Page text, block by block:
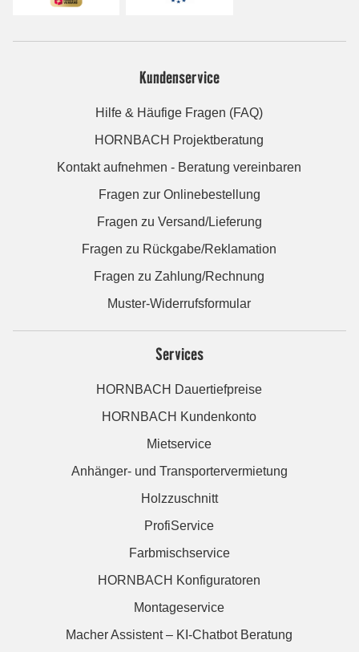
Kundenservice
Hilfe & Häufige Fragen (FAQ)
HORNBACH Projektberatung
Kontakt aufnehmen - Beratung vereinbaren
Fragen zur Onlinebestellung
Fragen zu Versand/Lieferung
Fragen zu Rückgabe/Reklamation
Fragen zu Zahlung/Rechnung
Muster-Widerrufsformular
Services
HORNBACH Dauertiefpreise
HORNBACH Kundenkonto
Mietservice
Anhänger- und Transportervermietung
Holzzuschnitt
ProfiService
Farbmischservice
HORNBACH Konfiguratoren
Montageservice
Macher Assistent – KI-Chatbot Beratung